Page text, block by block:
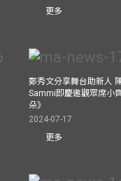
更多
鄭秀文分享舞台助新人
Sammi即慶邀觀眾席小
朵》
2024-07-17
更多